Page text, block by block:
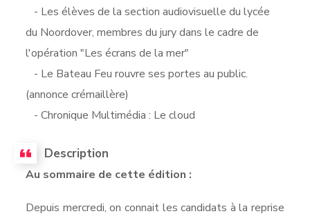
- Les élèves de la section audiovisuelle du lycée
du Noordover, membres du jury dans le cadre de
l'opération "Les écrans de la mer"
- Le Bateau Feu rouvre ses portes au public.
(annonce crémaillère)
- Chronique Multimédia : Le cloud
Description
Au sommaire de cette édition :
Depuis mercredi, on connait les candidats à la reprise